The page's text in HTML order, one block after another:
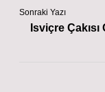
Sonraki Yazı
Isviçre